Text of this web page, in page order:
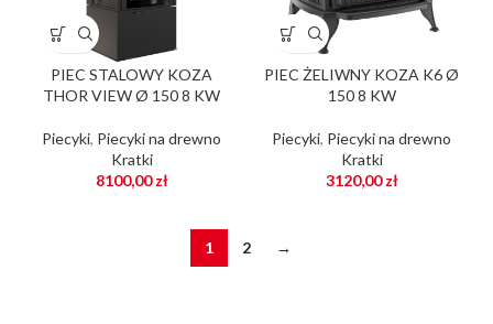
PIEC STALOWY KOZA
THOR VIEW Ø 150 8 KW
Piecyki, Piecyki na drewno
Kratki
8100,00zł
PIEC ŻELIWNY KOZA K6 Ø
150 8 KW
Piecyki, Piecyki na drewno
Kratki
3120,00zł
1 2 →